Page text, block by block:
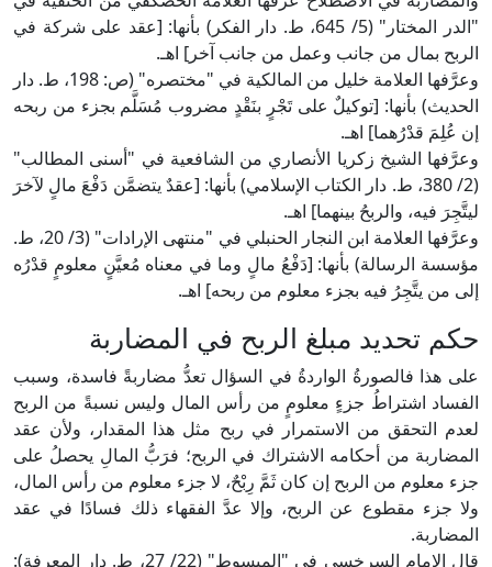
"الدر المختار" (5/ 645، ط. دار الفكر) بأنها: [عقد على شركة في
الربح بمال من جانب وعمل من جانب آخر] اهـ.
وعرَّفها العلامة خليل من المالكية في "مختصره" (ص: 198، ط. دار
الحديث) بأنها: [توكيلٌ على تَجْرٍ بنَقْدٍ مضروب مُسَلَّم بجزء من ربحه
إن عُلِمَ قدْرُهما] اهـ.
وعرَّفها الشيخ زكريا الأنصاري من الشافعية في "أسنى المطالب"
(2/ 380، ط. دار الكتاب الإسلامي) بأنها: [عقدٌ يتضمَّن دَفْعَ مالٍ لآخرَ
ليتَّجِرَ فيه، والربحُ بينهما] اهـ.
وعرَّفها العلامة ابن النجار الحنبلي في "منتهى الإرادات" (3/ 20، ط.
مؤسسة الرسالة) بأنها: [دَفْعُ مالٍ وما في معناه مُعيَّنٍ معلومٍ قدْرُه
إلى من يتَّجِرُ فيه بجزء معلوم من ربحه] اهـ.
حكم تحديد مبلغ الربح في المضاربة
على هذا فالصورةُ الواردةُ في السؤال تعدُّ مضاربةً فاسدة، وسبب
الفساد اشتراطُ جزءٍ معلومٍ من رأس المال وليس نسبةً من الربح
لعدم التحقق من الاستمرار في ربح مثل هذا المقدار، ولأن عقد
المضاربة من أحكامه الاشتراك في الربح؛ فرَبُّ المالِ يحصلُ على
جزء معلوم من الربح إن كان ثَمَّ رِبْحٌ، لا جزء معلوم من رأس المال،
ولا جزء مقطوع عن الربح، وإلا عدَّ الفقهاء ذلك فسادًا في عقد
المضاربة.
قال الإمام السرخسي في "المبسوط" (22/ 27، ط. دار المعرفة):